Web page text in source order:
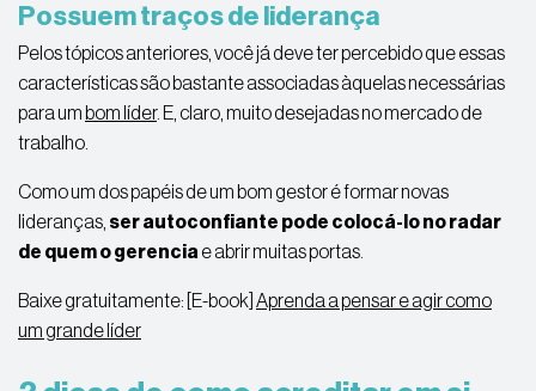
Possuem traços de liderança
Pelos tópicos anteriores, você já deve ter percebido que essas
características são bastante associadas àquelas necessárias
para um bom líder. E, claro, muito desejadas no mercado de
trabalho.
Como um dos papéis de um bom gestor é formar novas
lideranças, ser autoconfiante pode colocá-lo no radar
de quem o gerenciae abrir muitas portas.
Baixe gratuitamente: [E-book] Aprenda a pensar e agir como
um grande líder